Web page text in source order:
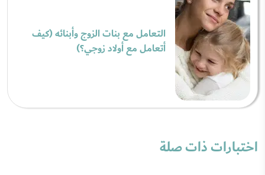
التعامل مع بنات الزوج وأبنائه (كيف
أتعامل مع أولاد زوجي؟)
اختبارات ذات صلة